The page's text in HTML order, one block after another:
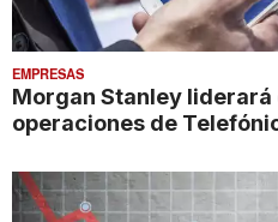
EMPRESAS
Morgan Stanley liderará
operaciones de